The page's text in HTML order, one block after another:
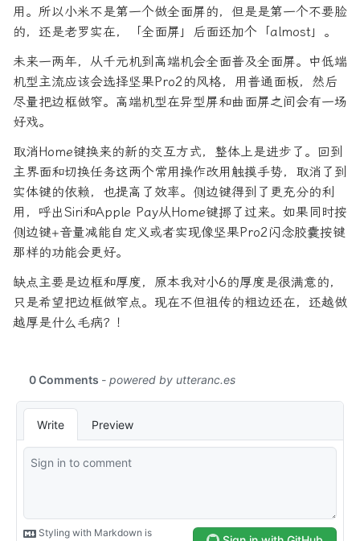
用。所以小米不是第一个做全面屏的，但是是第一个不要脸
的，还是老罗实在，「全面屏」后面还加个「almost」。
未来一两年，从千元机到高端机会全面普及全面屏。中低端
机型主流应该会选择坚果Pro2的风格，用普通面板，然后
尽量把边框做窄。高端机型在异型屏和曲面屏之间会有一场
好戏。
取消Home键换来的新的交互方式，整体上是进步了。回到
主界面和切换任务这两个常用操作改用触摸手势，取消了到
实体键的依赖，也提高了效率。侧边键得到了更充分的利
用，呼出Siri和Apple Pay从Home键挪了过来。如果同时按
侧边键+音量减能自定义或者实现像坚果Pro2闪念胶囊按键
那样的功能会更好。
缺点主要是边框和厚度，原本我对小6的厚度是很满意的，
只是希望把边框做窄点。现在不但祖传的粗边还在，还越做
越厚是什么毛病？！